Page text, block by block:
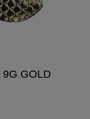
9G GOLD